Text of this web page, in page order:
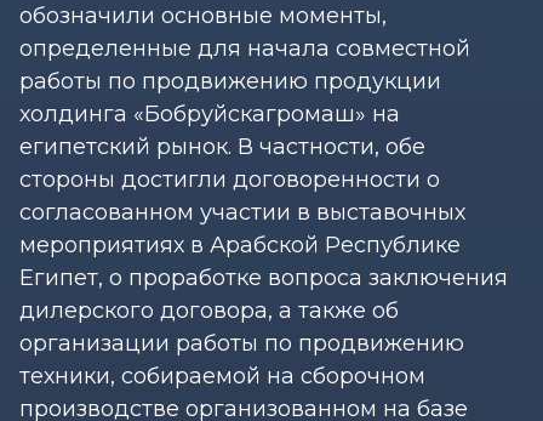
обозначили основные моменты,
определенные для начала совместной
работы по продвижению продукции
холдинга «Бобруйскагромаш» на
египетский рынок. В частности, обе
стороны достигли договоренности о
согласованном участии в выставочных
мероприятиях в Арабской Республике
Египет, о проработке вопроса заключения
дилерского договора, а также об
организации работы по продвижению
техники, собираемой на сборочном
производстве организованном на базе